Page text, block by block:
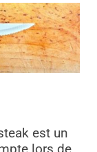
est un